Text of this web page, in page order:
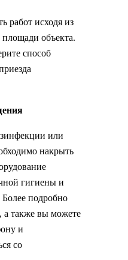
работ исходя из
объекта.
способ
или
накрыть
гигиены и
Более подробно
, а также вы можете
и
со